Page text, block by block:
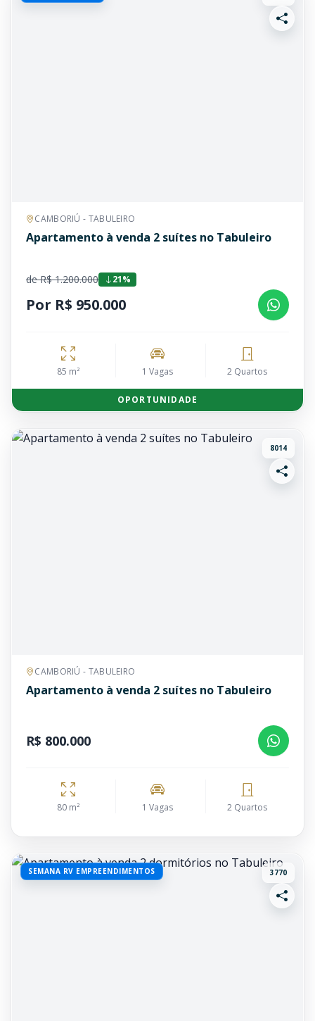
CAMBORIÚ - TABULEIRO
Apartamento à venda 2 suítes no Tabuleiro
de R$ 1.200.000 21%
Por R$ 950.000
85 m² 1 Vagas 2 Quartos
OPORTUNIDADE
8014
CAMBORIÚ - TABULEIRO
Apartamento à venda 2 suítes no Tabuleiro
R$ 800.000
80 m² 1 Vagas 2 Quartos
SEMANA RV EMPREENDIMENTOS 3770